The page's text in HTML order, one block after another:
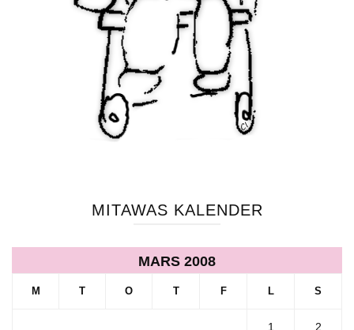
MITAWAS KALENDER
MARS 2008
M T O T F L S
1 2